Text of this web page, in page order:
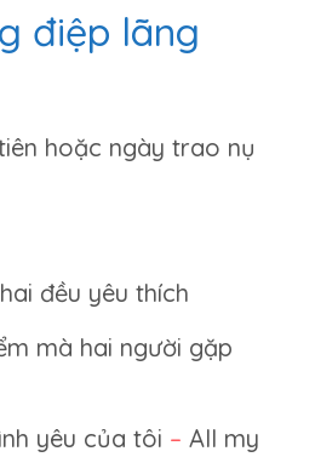
điệp lãng
hoặc ngày trao nụ
đều yêu thích
mà hai người gặp
yêu của tôi – All my